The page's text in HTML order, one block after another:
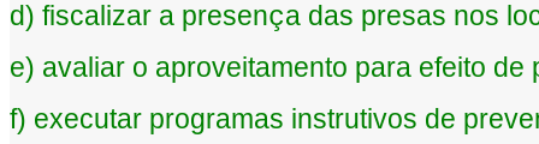
d) fiscalizar a presença das presas nos
e) avaliar o aproveitamento para efeito de
f) executar programas instrutivos de